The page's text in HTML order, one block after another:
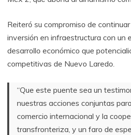
Reiteró su compromiso de
inversión en infraestructura con un
desarrollo económico que
competitivas de Nuevo Laredo.
“Que este puente sea un
nuestras acciones conjuntas
comercio internacional y la
transfronteriza, y un faro de